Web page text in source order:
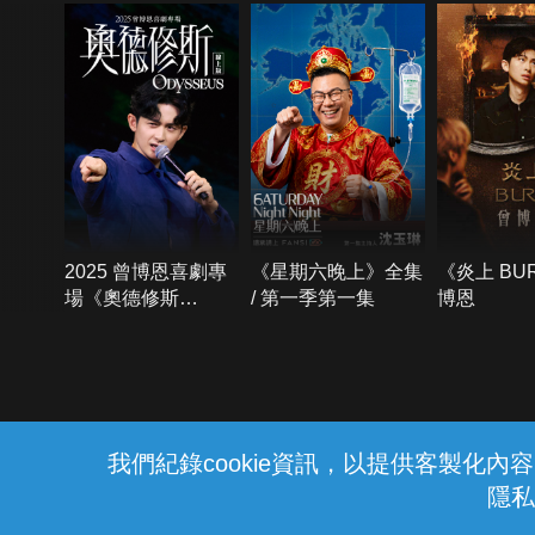
我們紀錄cookie資訊，以提供客製化內
隱
2025 曾博恩喜劇專
場《奧德修斯
《星期六晚上》全集
/ 第一季第一集
《炎上
博恩